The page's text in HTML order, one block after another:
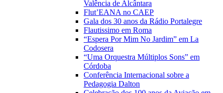
Valência de Alcântara
Flut’EANA no CAEP
Gala dos 30 anos da Rádio Portalegre
Flautissimo em Roma
“Espera Por Mim No Jardim” em La
Codosera
“Uma Orquestra Múltiplos Sons” em
Córdoba
Conferência Internacional sobre a
Pedagogia Dalton